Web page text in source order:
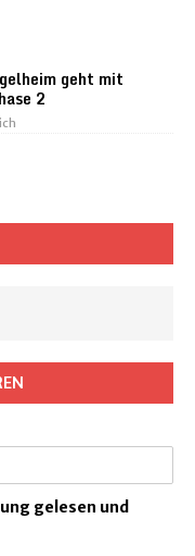
geht mit
2
gelesen und